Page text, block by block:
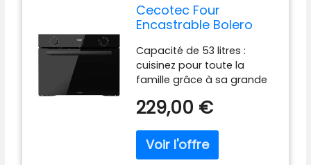
Cecotec Four
Encastrable Bolero
Black A de 53 L.
2600W, 7 Fonctions
avec Grill,
Décongélation, Steam
Assist, faible
consommation,
nettoyage facile,
commande tactile
Capacité de 53 litres :
cuisinez pour toute la
famille grâce à sa grande
ses 3 rails. 7 fonctions :
d'options (lumière
intérieure, Mode Gril, Fan
229,00 €